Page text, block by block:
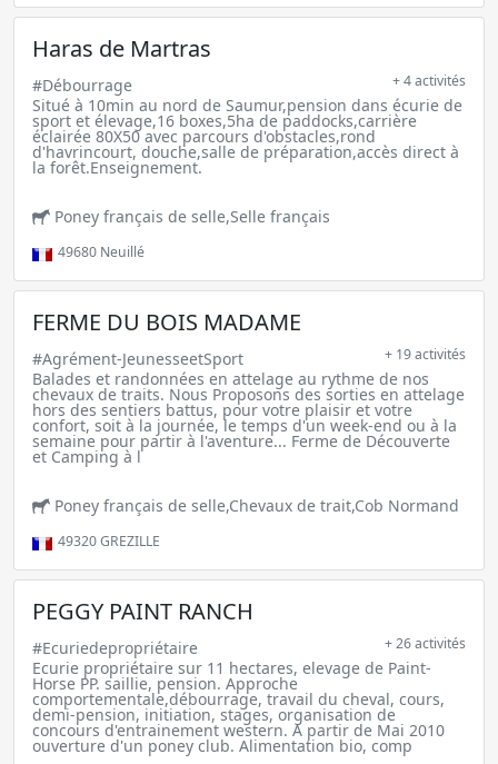
Haras de Martras
#Débourrage + 4 activités
Situé à 10min au nord de Saumur,pension dans écurie de
sport et élevage,16 boxes,5ha de paddocks,carrière
éclairée 80X50 avec parcours d'obstacles,rond
d'havrincourt, douche,salle de préparation,accès direct à
la forêt.Enseignement.
Poney français de selle,Selle français
49680 Neuillé
FERME DU BOIS MADAME
#Agrément-JeunesseetSport + 19 activités
Balades et randonnées en attelage au rythme de nos
chevaux de traits. Nous Proposons des sorties en attelage
hors des sentiers battus, pour votre plaisir et votre
confort, soit à la journée, le temps d'un week-end ou à la
semaine pour partir à l'aventure... Ferme de Découverte
et Camping à l
Poney français de selle,Chevaux de trait,Cob Normand
49320GREZILLE
PEGGY PAINT RANCH
#Ecuriedepropriétaire + 26 activités
Ecurie propriétaire sur 11 hectares, elevage de Paint-
Horse PP. saillie, pension. Approche
comportementale,débourrage, travail du cheval, cours,
demi-pension, initiation, stages, organisation de
concours d'entrainement western. A partir de Mai 2010
ouverture d'un poney club. Alimentation bio, comp